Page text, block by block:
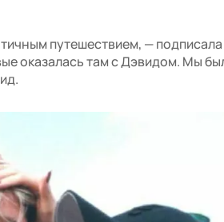
путешествием, —
оказалась там с Дэвидом. Мы